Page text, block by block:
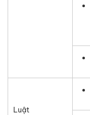
Luật